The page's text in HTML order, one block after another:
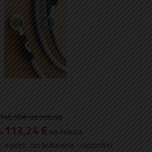
145,18 €iva inclusa
113,24 € iva inclusa
post. con bulloneria - raccordi in